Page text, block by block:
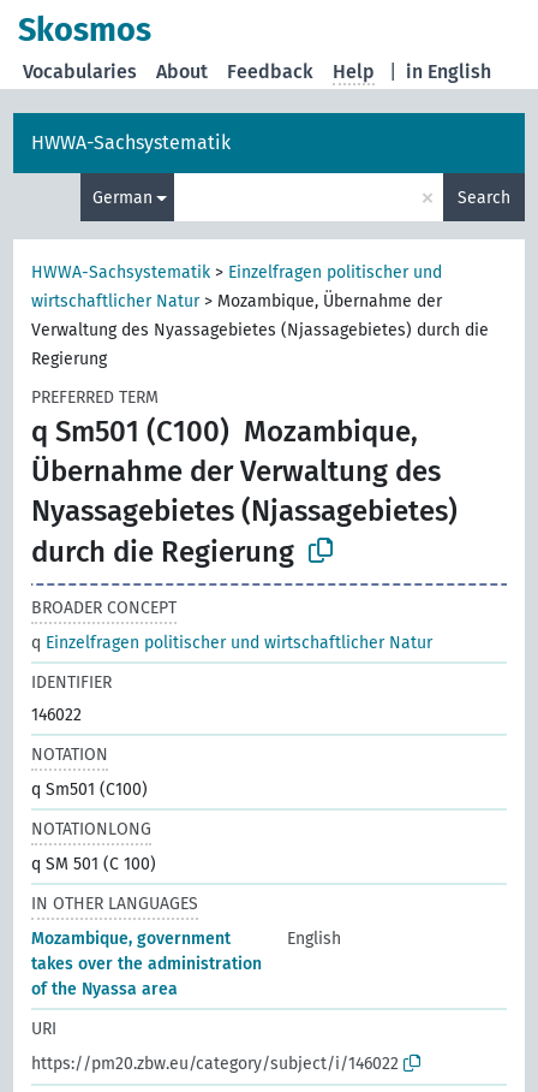
Skosmos
in English
Vocabularies About Feedback Help
HWWA-Sachsystematik
German × Search
HWWA-Sachsystematik > Einzelfragen politischer und
wirtschaftlicher Natur> Mozambique, Übernahme der
Verwaltung des Nyassagebietes (Njassagebietes) durch die
Regierung
PREFERRED TERM
q Sm501 (C100) Mozambique,
Übernahme der Verwaltung des
Nyassagebietes (Njassagebietes)
durch die Regierung
BROADER CONCEPT
q Einzelfragen politischer und wirtschaftlicher Natur
IDENTIFIER
146022
NOTATION
q Sm501 (C100)
NOTATIONLONG
q SM 501 (C 100)
IN OTHER LANGUAGES
Mozambique, government
takes over the administration
of the Nyassa area
English
URI
https://pm20.zbw.eu/category/subject/i/146022